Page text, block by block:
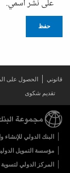
على نشر اسمي.
حفظ
قانوني الحصول على
تقديم شكوى
البنك الدولي للإنشاء
مؤسسة التمويل
المركز الدولي لتسوية